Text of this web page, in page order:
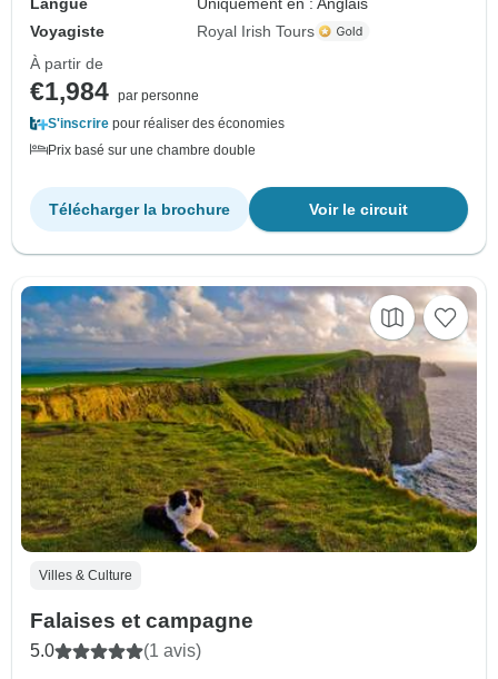
Voyagiste
Royal Irish Tours
À partir de
€1,984 par personne
S'inscrire pour réaliser des économies
Prix basé sur une chambre double
Voir le circuit
Télécharger la brochure
Villes & Culture
Falaises et campagne
5.0 (1 avis)